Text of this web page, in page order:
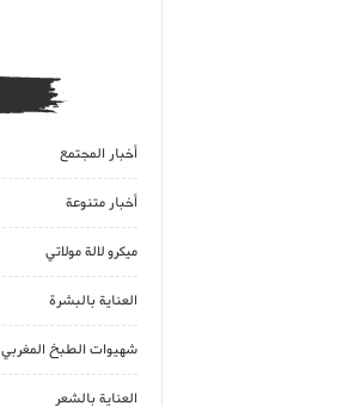
أخبار المجتمع
أخبار متنوعة
ميكرو لالة مولاتي
العناية بالبشرة
شهيوات الطبخ المغربي
العناية بالشعر